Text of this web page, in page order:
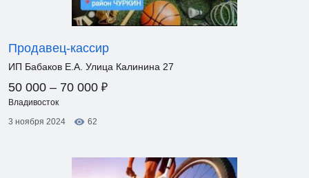
Продавец-кассир
ИП Бабаков Е.А. Улица Калинина 27
50 000 – 70 000 ₽
Владивосток
3 ноября 2024
62